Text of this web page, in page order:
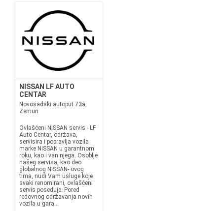
NISSAN LF AUTO
CENTAR
Novosadski autoput 73a,
Zemun
Ovlašćeni NISSAN servis - LF
Auto Centar, održava,
servisira i popravlja vozila
marke NISSAN u garantnom
roku, kao i van njega. Osoblje
našeg servisa, kao deo
globalnog NISSAN- ovog
tima, nudi Vam usluge koje
svaki renomirani, ovlašćeni
servis poseduje. Pored
redovnog održavanja novih
vozila u gara...